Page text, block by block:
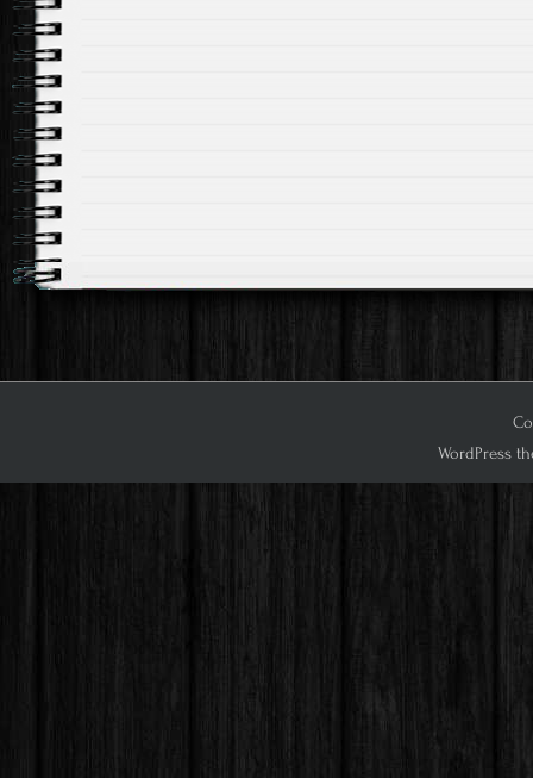
WordPress